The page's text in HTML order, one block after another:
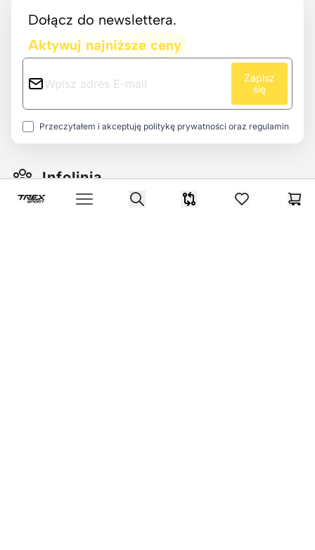
trexsport.com
Open menu
Search Porównywarkaitems in
Dołącz do newslettera.
Aktywuj najniższe ceny
Zapisz
się
Przeczytałem i akceptuję politykę prywatności oraz regulamin
Infolinia